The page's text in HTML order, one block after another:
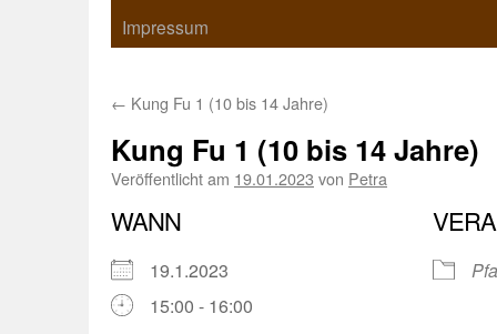
Impressum
← Kung Fu 1 (10 bis 14 Jahre)
Kung Fu 1 (10 bis 14 Jahre)
Veröffentlicht am 19.01.2023 von Petra
WANN
19.1.2023
15:00 - 16:00